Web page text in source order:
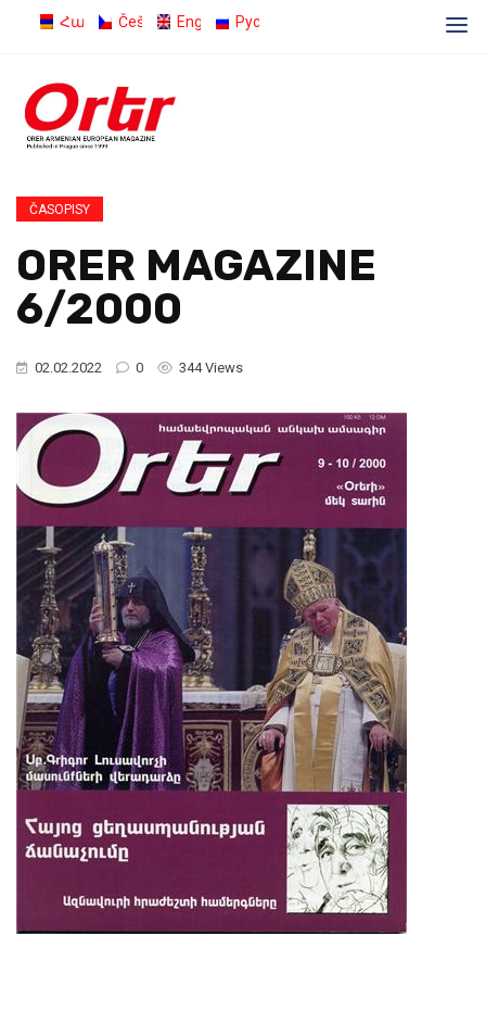
ՀայերենČeština English Русский
ČASOPISY
ORER MAGAZINE
6/2000
02.02.2022 0 344 Views